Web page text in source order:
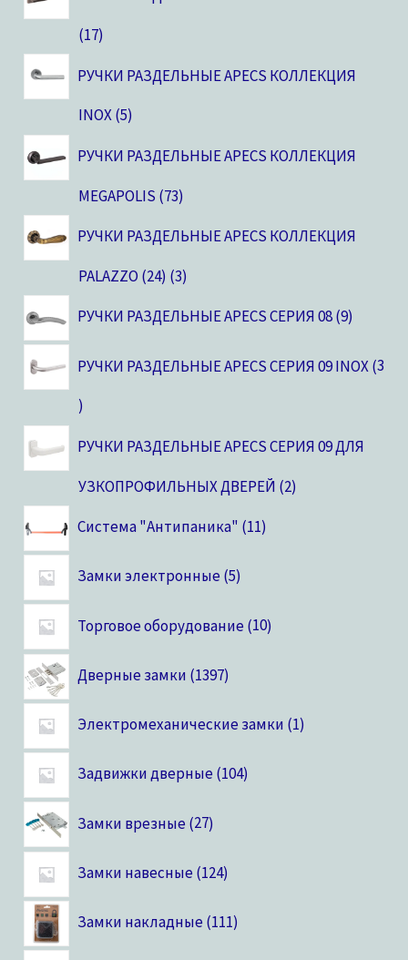
17
РУЧКИ РАЗДЕЛЬНЫЕ APECS КОЛЛЕКЦИЯ
INOX 5
РУЧКИ РАЗДЕЛЬНЫЕ APECS КОЛЛЕКЦИЯ
MEGAPOLIS 73
РУЧКИ РАЗДЕЛЬНЫЕ APECS КОЛЛЕКЦИЯ
PALAZZO (24) 3
РУЧКИ РАЗДЕЛЬНЫЕ APECS СЕРИЯ 08 9
РУЧКИ РАЗДЕЛЬНЫЕ APECS СЕРИЯ 09 INOX 3
РУЧКИ РАЗДЕЛЬНЫЕ APECS СЕРИЯ 09 ДЛЯ
УЗКОПРОФИЛЬНЫХ ДВЕРЕЙ 2
Система "Антипаника" 11
Замки электронные 5
Торговое оборудование 10
Дверные замки 1397
Электромеханические замки 1
Задвижки дверные 104
Замки врезные 27
Замки навесные 124
Замки накладные 111